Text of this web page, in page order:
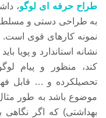
طراح حرفه ای لوگو،
به طراحی دستی و مسلط
نمونه کارهای قوی است.
نشانه استاندارد و پویا
کند، منظور و پیام
تحصیلکرده و … قابل
موضوع باشد به طور
بهداشتی) که اگر